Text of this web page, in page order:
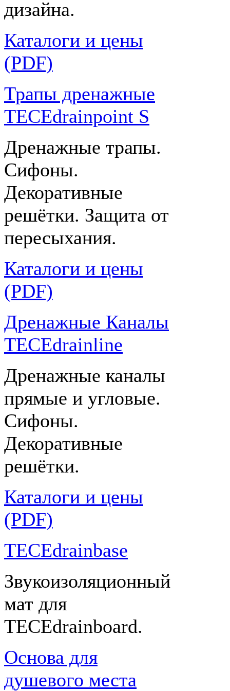
дизайна.
Каталоги и цены
(PDF)
Трапы дренажные
TECEdrainpoint S
Дренажные трапы.
Сифоны.
Декоративные
решётки. Защита от
пересыхания.
Каталоги и цены
(PDF)
Дренажные Каналы
TECEdrainline
Дренажные каналы
прямые и угловые.
Сифоны.
Декоративные
решётки.
Каталоги и цены
(PDF)
TECEdrainbase
Звукоизоляционный
мат для
TECEdrainboard.
Основа для
душевого места